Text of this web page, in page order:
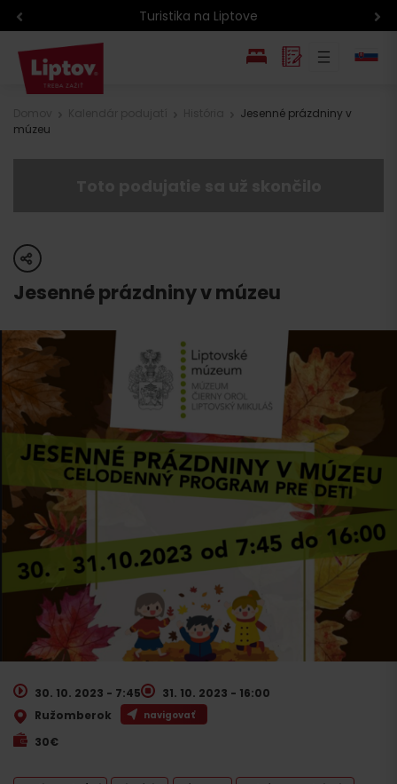
Turistika na Liptove
Jesenné prázdniny v
múzeu
share
Jesenné prázdniny v múzeu
30. 10. 2023 - 7:45
31. 10. 2023 - 16:00
Ružomberok
navigovať
30€